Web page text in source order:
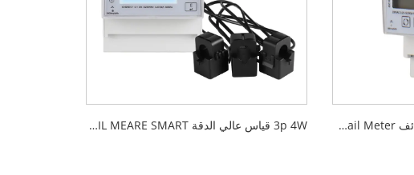
3p 4W قياس عالي الدقة DIN RAIL MEARE SMART 2p مرحلة واحدة متعددة الوظائف DIN Rail Rail Meter